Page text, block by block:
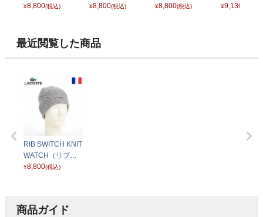
イッチ ニットワッ
¥8,800(税込)
イッチ ニットワッ
¥8,800(税込)
イッチ ニットワッ
¥8,800(税込)
ポイント リ
¥9,130
最近閲覧した商品
RIB SWITCH KNIT
WATCH（リブス
イッチ ニットワッ
¥8,800(税込)
商品ガイド